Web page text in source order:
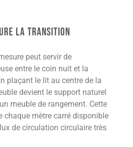
la transition
peut servir de
entre le coin nuit et la
plaçant le lit au centre de la
devient le support naturel
meuble de rangement. Cette
chaque mètre carré disponible
de circulation circulaire très